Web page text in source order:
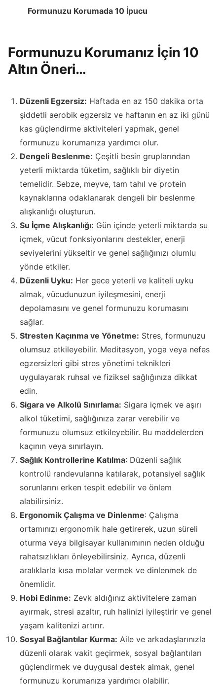
Formunuzu Korumada 10 İpucu
Formunuzu Korumanız İçin 10
Altın Öneri…
Düzenli Egzersiz: Haftada en az 150 dakika orta
şiddetli aerobik egzersiz ve haftanın en az iki günü
kas güçlendirme aktiviteleri yapmak, genel
formunuzu korumanıza yardımcı olur.
Dengeli Beslenme: Çeşitli besin gruplarından
yeterli miktarda tüketim, sağlıklı bir diyetin
temelidir. Sebze, meyve, tam tahıl ve protein
kaynaklarına odaklanarak dengeli bir beslenme
alışkanlığı oluşturun.
Su İçme Alışkanlığı: Gün içinde yeterli miktarda su
içmek, vücut fonksiyonlarını destekler, enerji
seviyelerini yükseltir ve genel sağlığınızı olumlu
yönde etkiler.
Düzenli Uyku: Her gece yeterli ve kaliteli uyku
almak, vücudunuzun iyileşmesini, enerji
depolamasını ve genel formunuzu korumasını
sağlar.
Stresten Kaçınma ve Yönetme: Stres, formunuzu
olumsuz etkileyebilir. Meditasyon, yoga veya nefes
egzersizleri gibi stres yönetimi teknikleri
uygulayarak ruhsal ve fiziksel sağlığınıza dikkat
edin.
Sigara ve Alkolü Sınırlama: Sigara içmek ve aşırı
alkol tüketimi, sağlığınıza zarar verebilir ve
formunuzu olumsuz etkileyebilir. Bu maddelerden
kaçının veya sınırlayın.
Sağlık Kontrollerine Katılma: Düzenli sağlık
kontrolü randevularına katılarak, potansiyel sağlık
sorunlarını erken tespit edebilir ve önlem
alabilirsiniz.
Ergonomik Çalışma ve Dinlenme: Çalışma
ortamınızı ergonomik hale getirerek, uzun süreli
oturma veya bilgisayar kullanımının neden olduğu
rahatsızlıkları önleyebilirsiniz. Ayrıca, düzenli
aralıklarla kısa molalar vermek ve dinlenmek de
önemlidir.
Hobi Edinme: Zevk aldığınız aktivitelere zaman
ayırmak, stresi azaltır, ruh halinizi iyileştirir ve genel
yaşam kalitenizi artırır.
Sosyal Bağlantılar Kurma: Aile ve arkadaşlarınızla
düzenli olarak vakit geçirmek, sosyal bağlantıları
güçlendirmek ve duygusal destek almak, genel
formunuzu korumanıza yardımcı olabilir.